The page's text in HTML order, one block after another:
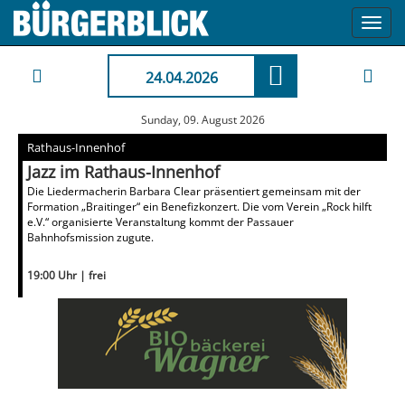
24.04.2026
Sunday, 09. August 2026
Rathaus-Innenhof
Jazz im Rathaus-Innenhof
Die Liedermacherin Barbara Clear präsentiert gemeinsam mit der
Formation „Braitinger“ ein Benefizkonzert. Die vom Verein „Rock hilft
e.V.“ organisierte Veranstaltung kommt der Passauer
Bahnhofsmission zugute.
19:00 Uhr | frei